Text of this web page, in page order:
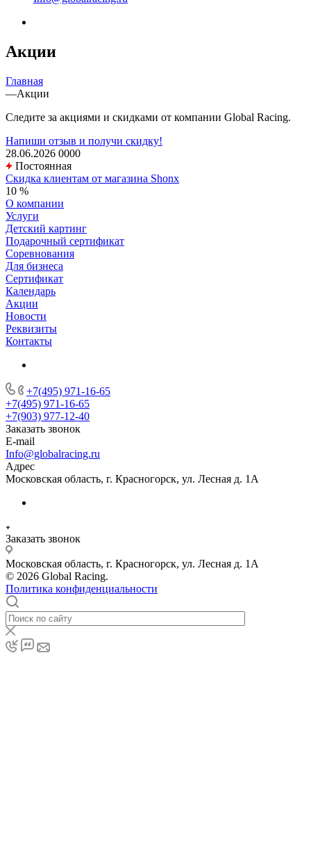
Акции
Главная
—Акции
Следите за акциями и скидками от компании Global Racing.
Напиши отзыв и получи скидку!
28.06.2026 0000
Постоянная
Скидка клиентам от магазина Shonx
10 %
О компании
Услуги
Детский картинг
Подарочный сертификат
Соревнования
Для бизнеса
Сертификат
Календарь
Акции
Новости
Реквизиты
Контакты
+7(495) 971-16-65
+7(495) 971-16-65
+7(903) 977-12-40
Заказать звонок
E-mail
Info@globalracing.ru
Адрес
Московская область, г. Красногорск, ул. Лесная д. 1А
Заказать звонок
Московская область, г. Красногорск, ул. Лесная д. 1А
© 2026 Global Racing.
Политика конфиденциальности